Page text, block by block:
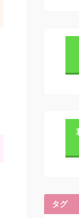
タグ